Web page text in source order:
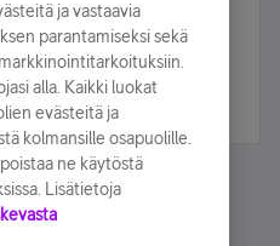
ja vastaavia
parantamiseksi sekä
alla. Kaikki luokat
evästeitä ja
kolmansille osapuolille.
ne käytöstä
Lisätietoja